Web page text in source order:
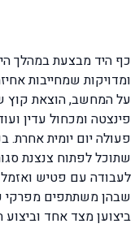
כף היד מבצעת במהלך
ומדויקות שמחייבות
על המחשב, הוצאת קוץ
פינצטה ומכחול עדין
פעולה יום יומית אחרת.
שתוכל לפתוח צנצנת
לעבודה עם פטיש ואזמל
שבהן משתתפים מפרקי
ביצוען מצד אחד